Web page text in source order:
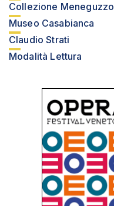
Collezione Meneguzzo
Museo Casabianca
Claudio Strati
Modalità Lettura